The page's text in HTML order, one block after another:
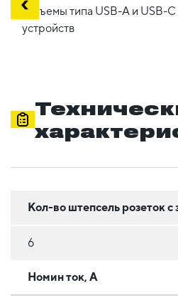
Разъемы типа USB-A и USB-C
устройств
Кол-во штепсель розеток с
6
Номин ток, А